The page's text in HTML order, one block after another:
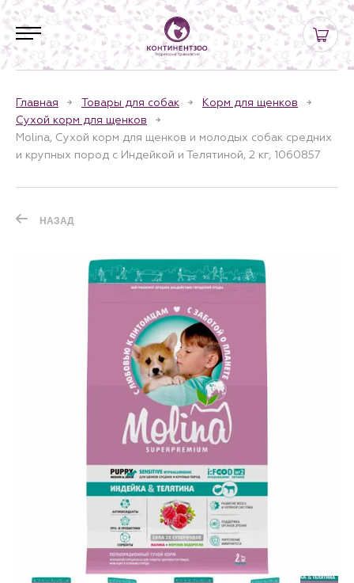
Главная Товары для собак
Корм для щенков
Сухой корм для щенков
Molina, Сухой корм для щенков и молодых собак средних
и крупных пород с Индейкой и Телятиной, 2 кг, 1060857
НАЗАД